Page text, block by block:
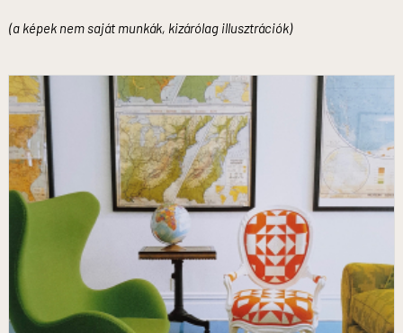
(a képek nem saját munkák, kizárólag illusztrációk)